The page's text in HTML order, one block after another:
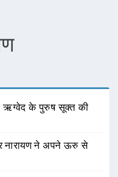
ऋग्वेद के पुरुष सूक्त की
नारायण ने अपने ऊरु से